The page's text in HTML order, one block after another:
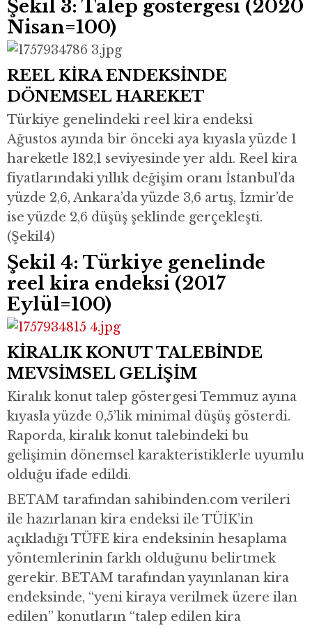
Şekil 3: Talep göstergesi (2020
Nisan=100)
REEL KİRA ENDEKSİNDE
DÖNEMSEL HAREKET
Türkiye genelindeki reel kira endeksi
Ağustos ayında bir önceki aya kıyasla yüzde 1
hareketle 182,1 seviyesinde yer aldı. Reel kira
fiyatlarındaki yıllık değişim oranı İstanbul’da
yüzde 2,6, Ankara’da yüzde 3,6 artış, İzmir’de
ise yüzde 2,6 düşüş şeklinde gerçekleşti.
(Şekil4)
Şekil 4: Türkiye genelinde
reel kira endeksi (2017
Eylül=100)
KİRALIK KONUT TALEBİNDE
MEVSİMSEL GELİŞİM
Kiralık konut talep göstergesi Temmuz ayına
kıyasla yüzde 0,5’lik minimal düşüş gösterdi.
Raporda, kiralık konut talebindeki bu
gelişimin dönemsel karakteristiklerle uyumlu
olduğu ifade edildi.
BETAM tarafından sahibinden.com verileri
ile hazırlanan kira endeksi ile TÜİK’in
açıkladığı TÜFE kira endeksinin hesaplama
yöntemlerinin farklı olduğunu belirtmek
gerekir. BETAM tarafından yayınlanan kira
endeksinde, “yeni kiraya verilmek üzere ilan
edilen” konutların “talep edilen kira